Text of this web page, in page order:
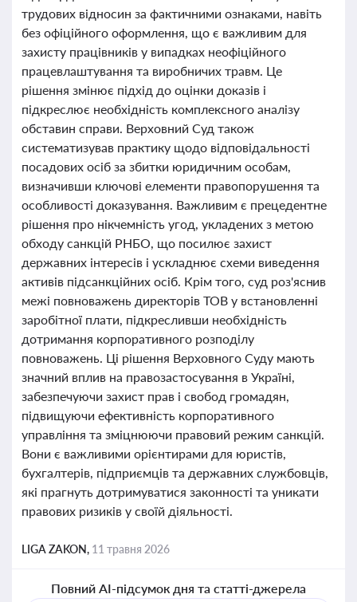
трудових відносин за фактичними ознаками, навіть
без офіційного оформлення, що є важливим для
захисту працівників у випадках неофіційного
працевлаштування та виробничих травм. Це
рішення змінює підхід до оцінки доказів і
підкреслює необхідність комплексного аналізу
обставин справи. Верховний Суд також
систематизував практику щодо відповідальності
посадових осіб за збитки юридичним особам,
визначивши ключові елементи правопорушення та
особливості доказування. Важливим є прецедентне
рішення про нікчемність угод, укладених з метою
обходу санкцій РНБО, що посилює захист
державних інтересів і ускладнює схеми виведення
активів підсанкційних осіб. Крім того, суд роз'яснив
межі повноважень директорів ТОВ у встановленні
заробітної плати, підкресливши необхідність
дотримання корпоративного розподілу
повноважень. Ці рішення Верховного Суду мають
значний вплив на правозастосування в Україні,
забезпечуючи захист прав і свобод громадян,
підвищуючи ефективність корпоративного
управління та зміцнюючи правовий режим санкцій.
Вони є важливими орієнтирами для юристів,
бухгалтерів, підприємців та державних службовців,
які прагнуть дотримуватися законності та уникати
правових ризиків у своїй діяльності.
LIGA ZAKON, 11 травня 2026
Повний AI-підсумок дня та статті-джерела